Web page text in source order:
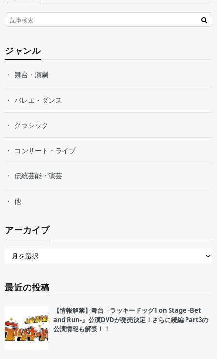
ジャンル
舞台・演劇
バレエ・ダンス
クラシック
コンサート・ライブ
伝統芸能・演芸
他
アーカイブ
最近の投稿
【情報解禁】舞台『ラッキードッグ1 on Stage -Bet
and Run-』公演DVDが発売決定！さらに続編 Part3の
公演情報も解禁！！